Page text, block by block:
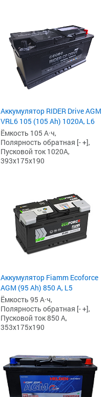
Аккумулятор RIDER Drive AGM
VRL6 105 (105 Ah) 1020А, L6
Ёмкость 105 А·ч,
Полярность обратная [- +],
Пусковой ток 1020А,
393x175x190
Аккумулятор Fiamm Ecoforce
AGM (95 Ah) 850 A, L5
Ёмкость 95 А·ч,
Полярность обратная [- +],
Пусковой ток 850 А,
353x175x190